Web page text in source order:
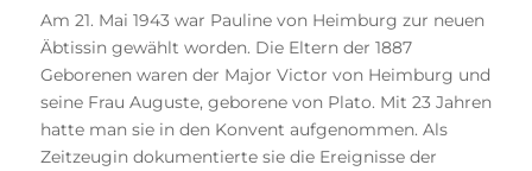
Am 21. Mai 1943 war Pauline von Heimburg zur neuen
Äbtissin gewählt worden. Die Eltern der 1887
Geborenen waren der Major Victor von Heimburg und
seine Frau Auguste, geborene von Plato. Mit 23 Jahren
hatte man sie in den Konvent aufgenommen. Als
Zeitzeugin dokumentierte sie die Ereignisse der